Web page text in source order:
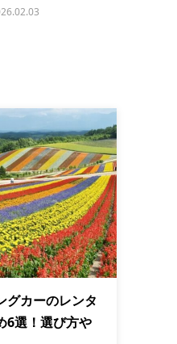
グカーのレンタ
6選！選び方や